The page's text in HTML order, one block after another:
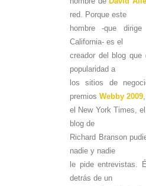
red. Porque este
hombre -que
California- es el
creador del blog
popularidad a
los sitios de
premios Webby 2009
el New York Times,
blog de
Richard Branson
nadie y nadie
le pide entrevistas.
detrás de un